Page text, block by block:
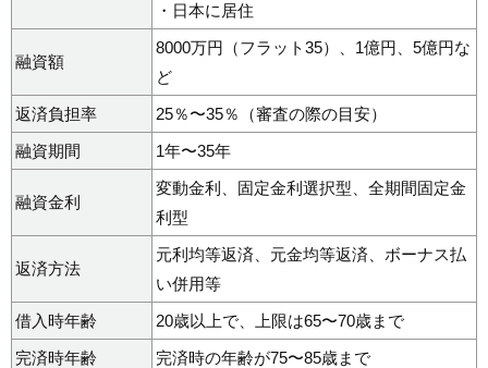
・日本に居住
融資額
8000万円（フラット35）、1億円、5億円な
ど
返済負担率
25％〜35％（審査の際の目安）
融資期間
1年〜35年
融資金利
変動金利、固定金利選択型、全期間固定金
利型
返済方法
元利均等返済、元金均等返済、ボーナス払
い併用等
借入時年齢
20歳以上で、上限は65〜70歳まで
完済時年齢
完済時の年齢が75〜85歳まで